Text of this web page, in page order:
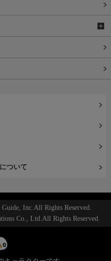
ついて
Inc.All Rights Reserved.
Co., Ltd.All Rights Reserved.